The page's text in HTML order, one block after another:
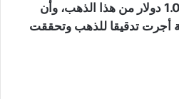
وبيعه للمستثمرين بقيمة 1.00 دولار من هذا الذهب، وأن
أجرت تدقيقا للذهب وتحققت